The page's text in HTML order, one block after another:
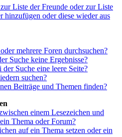
Liste der Freunde oder zur Liste
hinzufügen oder diese wieder aus
mehrere Foren durchsuchen?
Suche keine Ergebnisse?
Suche eine leere Seite?
suchen?
Beiträge und Themen finden?
einem Lesezeichen und
Thema oder Forum?
auf ein Thema setzen oder ein